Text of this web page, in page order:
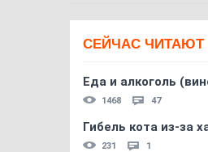
СЕЙЧАС ЧИТАЮТ
Еда и алкоголь
1468 47
Гибель кота из-за
231 1